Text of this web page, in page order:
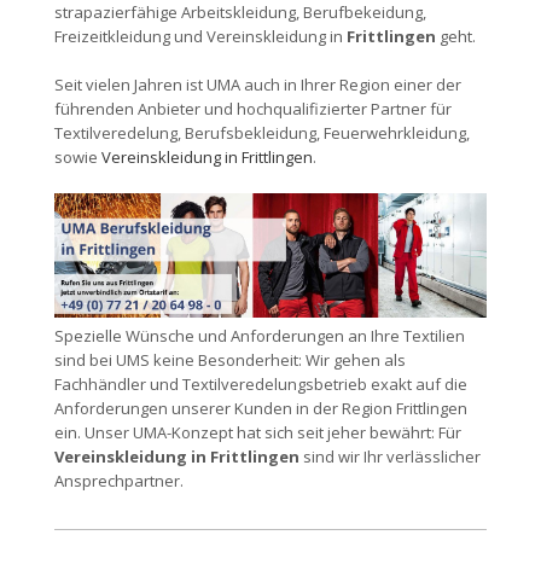
strapazierfähige Arbeitskleidung, Berufbekeidung,
Freizeitkleidung und Vereinskleidung in Frittlingen geht.
Seit vielen Jahren ist UMA auch in Ihrer Region einer der
führenden Anbieter und hochqualifizierter Partner für
Textilveredelung, Berufsbekleidung, Feuerwehrkleidung,
sowie Vereinskleidung in Frittlingen.
Spezielle Wünsche und Anforderungen an Ihre Textilien
sind bei UMS keine Besonderheit: Wir gehen als
Fachhändler und Textilveredelungsbetrieb exakt auf die
Anforderungen unserer Kunden in der Region Frittlingen
ein. Unser UMA-Konzept hat sich seit jeher bewährt: Für
Vereinskleidung in Frittlingen sind wir Ihr verlässlicher
Ansprechpartner.